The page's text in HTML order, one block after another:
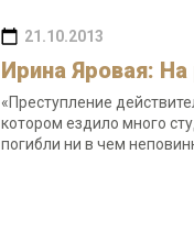
21.10.2013
Ирина Яровая:
«Преступление
котором ездило много
погибли ни в чем